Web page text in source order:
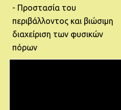
- Προστασία του
περιβάλλοντος και βιώσιμη
διαχείριση των φυσικών
πόρων